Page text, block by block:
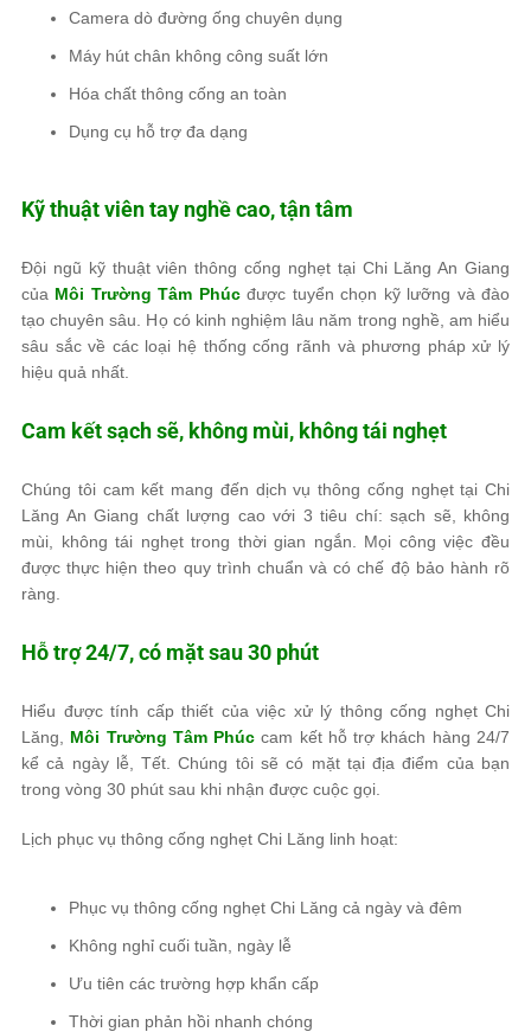
Camera dò đường ống chuyên dụng
Máy hút chân không công suất lớn
Hóa chất thông cống an toàn
Dụng cụ hỗ trợ đa dạng
Kỹ thuật viên tay nghề cao, tận tâm
Đội ngũ kỹ thuật viên thông cống nghẹt tại Chi Lăng An Giang
của Môi Trường Tâm Phúcđược tuyển chọn kỹ lưỡng và đào
tạo chuyên sâu. Họ có kinh nghiệm lâu năm trong nghề, am hiểu
sâu sắc về các loại hệ thống cống rãnh và phương pháp xử lý
hiệu quả nhất.
Cam kết sạch sẽ, không mùi, không tái nghẹt
Chúng tôi cam kết mang đến dịch vụ thông cống nghẹt tại Chi
Lăng An Giang chất lượng cao với 3 tiêu chí: sạch sẽ, không
mùi, không tái nghẹt trong thời gian ngắn. Mọi công việc đều
được thực hiện theo quy trình chuẩn và có chế độ bảo hành rõ
ràng.
Hỗ trợ 24/7, có mặt sau 30 phút
Hiểu được tính cấp thiết của việc xử lý thông cống nghẹt Chi
Lăng, Môi Trường Tâm Phúc cam kết hỗ trợ khách hàng 24/7
kể cả ngày lễ, Tết. Chúng tôi sẽ có mặt tại địa điểm của bạn
trong vòng 30 phút sau khi nhận được cuộc gọi.
Lịch phục vụ thông cống nghẹt Chi Lăng linh hoạt:
Phục vụ thông cống nghẹt Chi Lăng cả ngày và đêm
Không nghỉ cuối tuần, ngày lễ
Ưu tiên các trường hợp khẩn cấp
Thời gian phản hồi nhanh chóng